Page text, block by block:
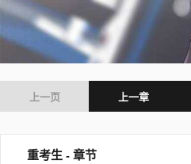
上一页 上一章
重考生 - 章节